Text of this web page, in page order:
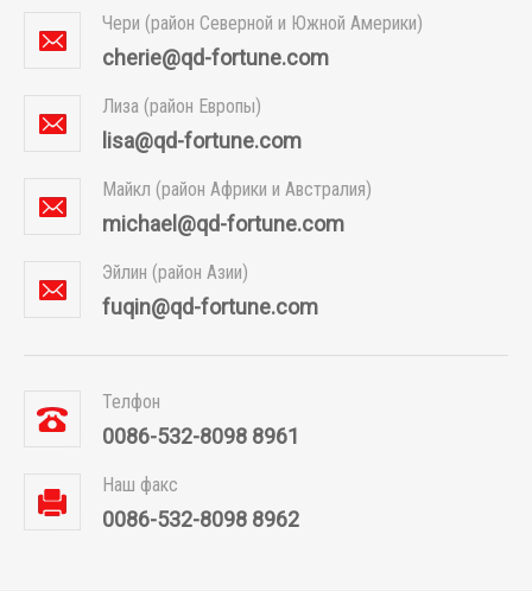
Чери (район Северной и Южной Америки)
cherie@qd-fortune.com
Лиза (район Европы)
lisa@qd-fortune.com
Майкл (район Африки и Австралия)
michael@qd-fortune.com
Эйлин (район Азии)
fuqin@qd-fortune.com
Телфон
0086-532-8098 8961
Наш факс
0086-532-8098 8962